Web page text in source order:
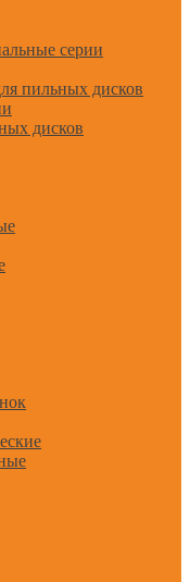
серии
пильных дисков
дисков